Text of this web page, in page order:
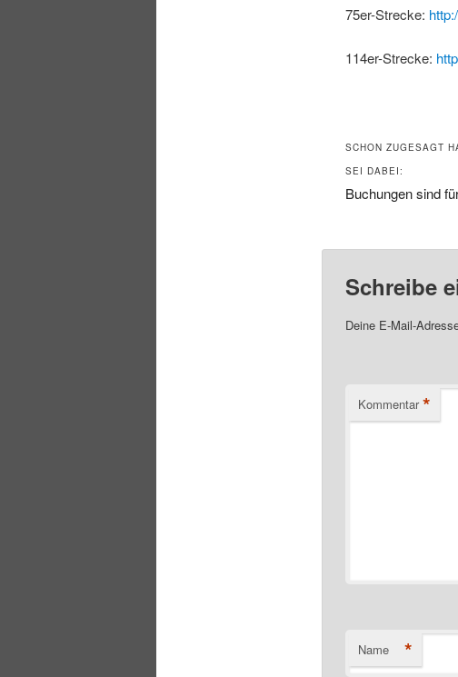
75er-Strecke:
114er-Strecke:
SCHON ZUGESAGT
SEI DABEI:
Buchungen sind
Schreibe
Deine E-Mail-
Kommentar *
Name *